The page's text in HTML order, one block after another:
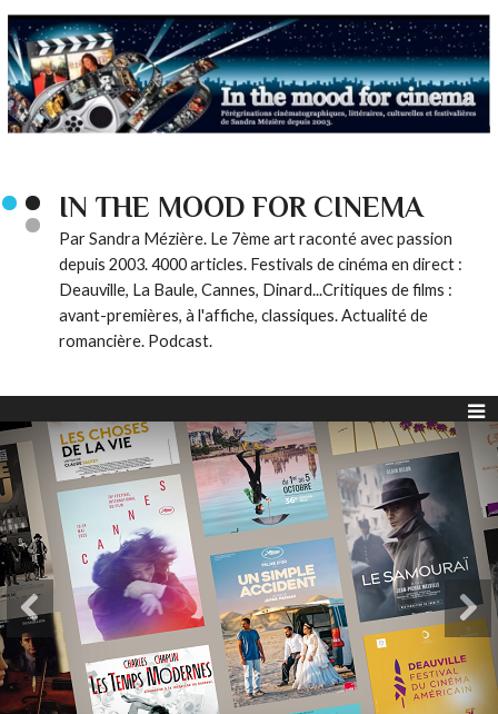
IN THE MOOD FOR CINEMA
Par Sandra Mézière. Le 7ème art raconté avec passion
depuis 2003. 4000 articles. Festivals de cinéma en direct :
Deauville, La Baule, Cannes, Dinard...Critiques de films :
avant-premières, à l'affiche, classiques. Actualité de
romancière. Podcast.